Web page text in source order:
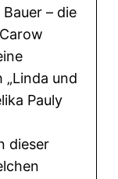
– die
„Linda und
Pauly
dieser